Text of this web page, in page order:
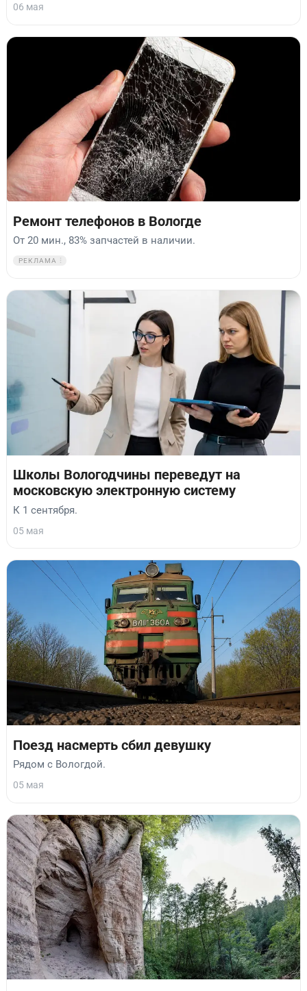
06 мая
Ремонт телефонов в Вологде
От 20 мин., 83% запчастей в наличии.
РЕКЛАМА
Школы Вологодчины переведут на
московскую электронную систему
К 1 сентября.
05 мая
Поезд насмерть сбил девушку
Рядом с Вологдой.
05 мая